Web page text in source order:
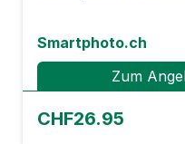
Smartphoto.ch
Zum
CHF26.95